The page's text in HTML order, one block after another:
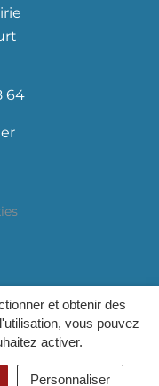
et obtenir des
vous pouvez
activer.
Personnaliser
64